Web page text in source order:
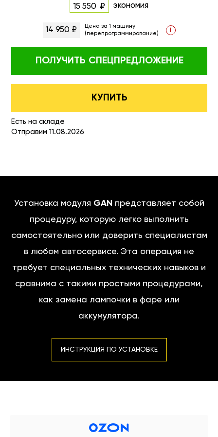
15 550 экономия
14 950 ₽
Цена за 1 машину
(перепрограммирование)
i
ПОЛУЧИТЬ СПЕЦПРЕДЛОЖЕНИЕ
КУПИТЬ
Есть на складе
Отправим 11.08.2026
Установка модуля GAN представляет собой
процедуру, которую легко выполнить
самостоятельно или доверить специалистам
в любом автосервисе. Эта операция не
требует специальных технических навыков и
сравнима с такими простыми процедурами,
как замена лампочки в фаре или
аккумулятора.
ИНСТРУКЦИЯ ПО УСТАНОВКЕ